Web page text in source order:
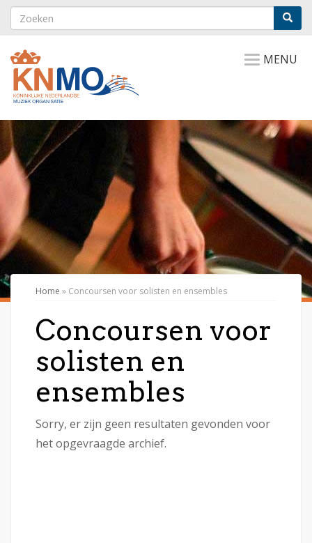
MENU
Home » Concoursen voor solisten en ensembles
Concoursen voor
solisten en
ensembles
Sorry, er zijn geen resultaten gevonden voor
het opgevraagde archief.